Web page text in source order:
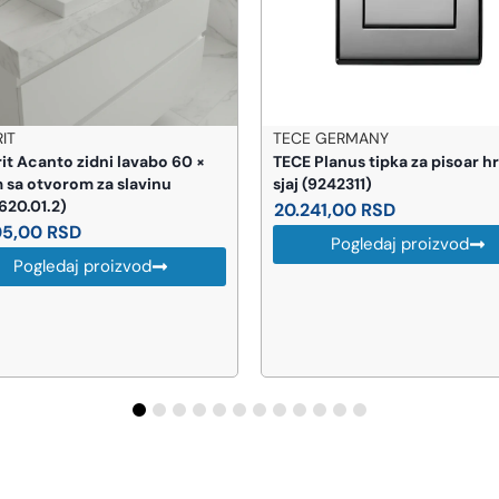
tipka za pisoar hrom
RSD
Pogledaj proizvod
PP Poluspojka un 90×3″ pvc
U010230.008
1.713,00RSD
Pogledaj proizvod